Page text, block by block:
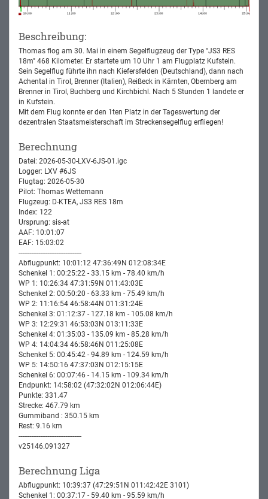
Beschreibung:
Thomas flog am 30. Mai in einem Segelflugzeug der Type "JS3 RES
18m" 468 Kilometer. Er startete um 10 Uhr 1 am Flugplatz Kufstein.
Sein Segelflug führte ihn nach Kiefersfelden (Deutschland), dann nach
Achental in Tirol, Brenner (Italien), Reißeck in Kärnten, Obernberg am
Brenner in Tirol, Buchberg und Kirchbichl. Nach 5 Stunden 1 landete er
in Kufstein.
Mit dem Flug konnte er den 1ten Platz in der Tageswertung der
dezentralen Staatsmeisterschaft im Streckensegelflug erfliegen!
Berechnung
Datei: 2026-05-30-LXV-6JS-01.igc
Logger: LXV #6JS
Flugtag: 2026-05-30
Pilot: Thomas Wettemann
Flugzeug: D-KTEA, JS3 RES 18m
Index: 122
Ursprung: sis-at
AAF: 10:01:07
EAF: 15:03:02
-----------------------------------
Abflugpunkt: 10:01:12 47:36:49N 012:08:34E
Schenkel 1: 00:25:22 - 33.15 km - 78.40 km/h
WP 1: 10:26:34 47:31:59N 011:43:03E
Schenkel 2: 00:50:20 - 63.33 km - 75.49 km/h
WP 2: 11:16:54 46:58:44N 011:31:24E
Schenkel 3: 01:12:37 - 127.18 km - 105.08 km/h
WP 3: 12:29:31 46:53:03N 013:11:33E
Schenkel 4: 01:35:03 - 135.09 km - 85.28 km/h
WP 4: 14:04:34 46:58:46N 011:25:08E
Schenkel 5: 00:45:42 - 94.89 km - 124.59 km/h
WP 5: 14:50:16 47:37:03N 012:15:15E
Schenkel 6: 00:07:46 - 14.15 km - 109.34 km/h
Endpunkt: 14:58:02 (47:32:02N 012:06:44E)
Punkte: 331.47
Strecke: 467.79 km
Gummiband : 350.15 km
Rest: 9.16 km
-----------------------------------
v25146.091327
Berechnung Liga
Abflugpunkt: 10:39:37 (47:29:51N 011:42:42E 3101)
Schenkel 1: 00:37:17 - 59.40 km - 95.59 km/h